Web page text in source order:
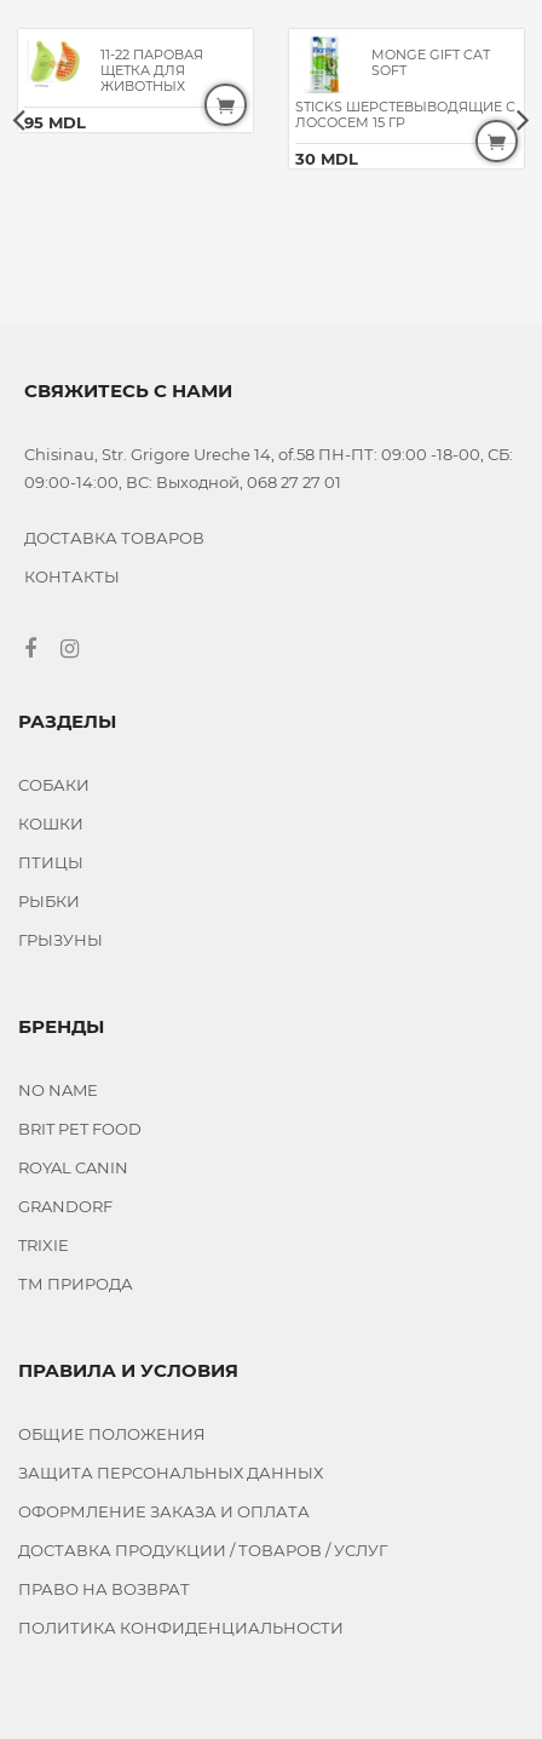
11-22 ПАРОВАЯ
ЩЕТКА ДЛЯ
ЖИВОТНЫХ
95 MDL
MONGE GIFT CAT
SOFT
STICKS ШЕРСТЕВЫВОДЯЩИЕ С
ЛОСОСЕМ 15 ГР
30 MDL
СВЯЖИТЕСЬ С НАМИ
Chisinau, Str. Grigore Ureche 14, of.58 ПН-ПТ: 09:00 -18-00, СБ:
09:00-14:00, ВС: Выходной, 068 27 27 01
ДОСТАВКА ТОВАРОВ
КОНТАКТЫ
РАЗДЕЛЫ
СОБАКИ
КОШКИ
ПТИЦЫ
РЫБКИ
ГРЫЗУНЫ
БРЕНДЫ
NO NAME
BRIT PET FOOD
ROYAL CANIN
GRANDORF
TRIXIE
ТМ ПРИРОДА
ПРАВИЛА И УСЛОВИЯ
ОБЩИЕ ПОЛОЖЕНИЯ
ЗАЩИТА ПЕРСОНАЛЬНЫХ ДАННЫХ
ОФОРМЛЕНИЕ ЗАКАЗА И ОПЛАТА
ДОСТАВКА ПРОДУКЦИИ / ТОВАРОВ / УСЛУГ
ПРАВО НА ВОЗВРАТ
ПОЛИТИКА КОНФИДЕНЦИАЛЬНОСТИ